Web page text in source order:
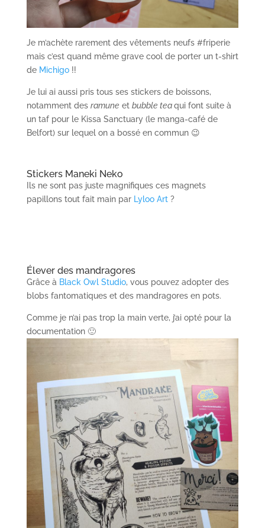
Je m’achète rarement des vêtements neufs #friperie
mais c’est quand même grave cool de porter un t-shirt
de Michigo!!
Je lui ai aussi pris tous ses stickers de boissons,
notamment des ramune et bubble teaqui font suite à
un taf pour le Kissa Sanctuary (le manga-café de
Belfort) sur lequel on a bossé en commun 😉
Stickers Maneki Neko
Ils ne sont pas juste magnifiques ces magnets
papillons tout fait main par Lyloo Art?
Élever des mandragores
Grâce à Black Owl Studio, vous pouvez adopter des
blobs fantomatiques et des mandragores en pots.
Comme je n’ai pas trop la main verte, j’ai opté pour la
documentation 🙂